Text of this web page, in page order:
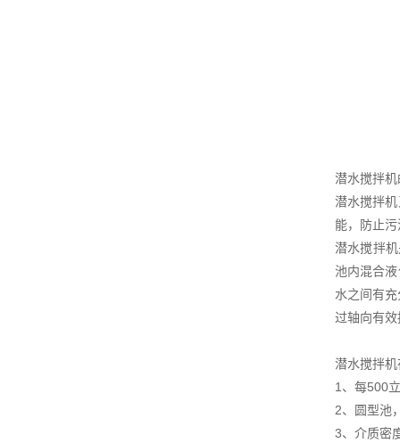
潜水搅拌
潜水搅拌
能，防止
潜水搅拌
池内混合
水之间有
过轴向有
潜水搅拌
1、每500
2、圆型池
3、介质密